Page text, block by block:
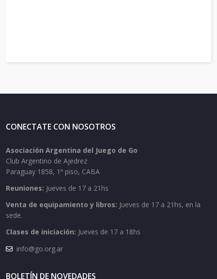
CONECTATE CON NOSOTROS
Asociación Argentina del Juego de Go
Club Argentino de Ajedrez
Paraguay 1858, 1º piso, CABA
Reuniones: Jueves de 17 a 21hs
Venta de equipamiento y libros: Jueves de 17 a 21hs, en la
sede.
Clases de iniciación: Jueves de 17 a 18hs
info@go.org.ar
BOLETÍN DE NOVEDADES